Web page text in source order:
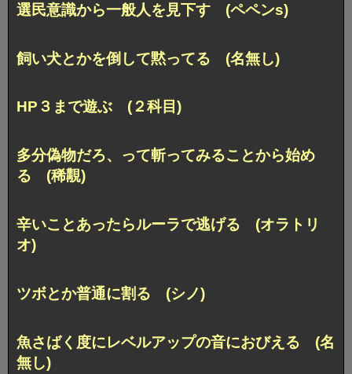
選民意識から一般人を見下す (ペペンs)
飼い犬とかを倒して黙ってる (名無し)
HP３まで遊ぶ (２科目)
多分偽物だろ、って斬ってみることから始め
る (稀覯)
辛いことあったらルーラで逃げる (オラトリ
オ)
ツボとか普通に割る (シノ)
魚さばく度にレベルアップの音におびえる (名
無し)